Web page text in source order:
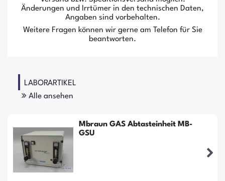
Änderungen und Irrtümer in den technischen Daten,
Angaben sind vorbehalten.
Weitere Fragen können wir gerne am Telefon für Sie
beantworten.
LABORARTIKEL
Alle ansehen
Mbraun GAS Abtasteinheit MB-
GSU